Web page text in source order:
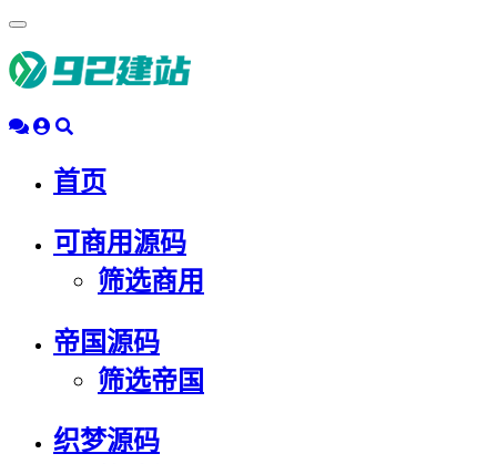
动
导
首页
可商用源码
筛选商用
帝国源码
筛选帝国
织梦源码